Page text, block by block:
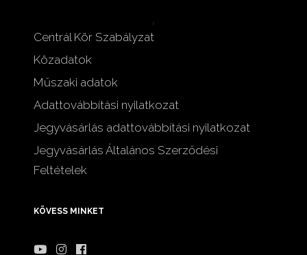
Centrál Kör Szabályzat
Közadatok
Műszaki adatok
Adattovábbítási nyilatkozat
Jegyvásárlás adattovábbítási nyilatkozat
Jegyvásárlás Általános Szerződési
Feltételek
KÖVESS MINKET